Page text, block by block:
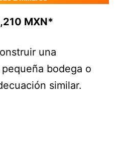
MXN*
una
bodega o
similar.